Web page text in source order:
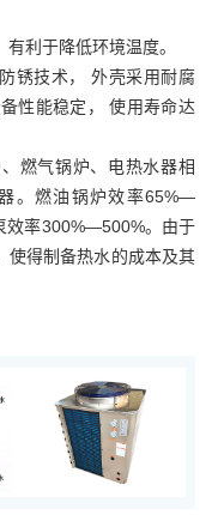
利于降低环境温度。
锈技术， 外壳采用耐腐
性能稳定， 使用寿命达
燃气锅炉、电热水器相
。燃油锅炉效率65%—
效率300%—500%。由于
得制备热水的成本及其